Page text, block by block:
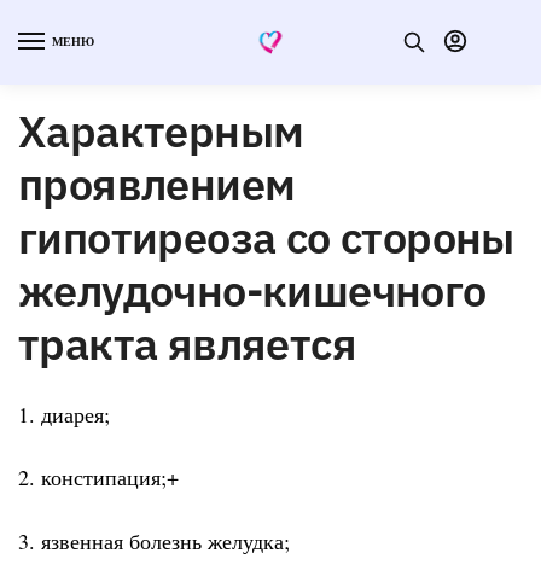
МЕНЮ
Характерным
проявлением
гипотиреоза со стороны
желудочно-кишечного
тракта является
1. диарея;
2. констипация;+
3. язвенная болезнь желудка;